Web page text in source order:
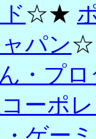
☆★
パン
・プロ
ーポ